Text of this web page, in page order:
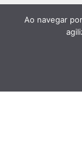
Ao navegar